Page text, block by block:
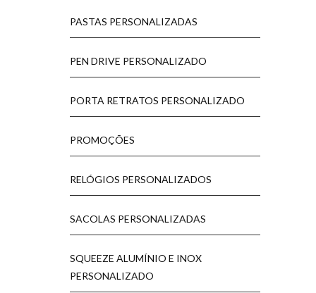
PASTAS PERSONALIZADAS
PEN DRIVE PERSONALIZADO
PORTA RETRATOS PERSONALIZADO
PROMOÇÕES
RELÓGIOS PERSONALIZADOS
SACOLAS PERSONALIZADAS
SQUEEZE ALUMÍNIO E INOX
PERSONALIZADO